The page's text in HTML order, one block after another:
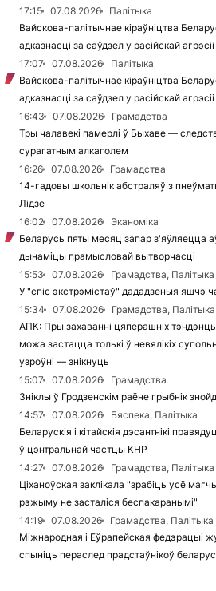
17:15
07.08.2026
Палітыка
Вайскова-палітычнае кіраўніцтва
адказнасці за саўдзел у расійскай
17:07
07.08.2026
Палітыка
Вайскова-палітычнае кіраўніцтва
адказнасці за саўдзел у расійскай
16:43
07.08.2026
Грамадства
Тры чалавекі памерлі ў Быхаве —
сурагатным алкаголем
16:26
07.08.2026
Грамадства
14-гадовы школьнік абстраляў з
Лідзе
16:02
07.08.2026
Эканоміка
Беларусь пяты месяц запар з'яўляецца
дынаміцы прамысловай вытворчасці
15:53
07.08.2026
Грамадства, Палітыка
У "спіс экстрэмістаў" дададзеныя яшчэ
15:34
07.08.2026
Грамадства, Палітыка
АПК: Пры захаванні цяперашніх
можа застацца толькі ў невялікіх
узроўні — знікнуць
15:07
07.08.2026
Грамадства
Зніклы ў Гродзенскім раёне грыбнік
14:57
07.08.2026
Бяспека, Палітыка
Беларускія і кітайскія дэсантнікі
ў цэнтральнай частцы КНР
14:27
07.08.2026
Грамадства, Палітыка
Ціханоўская заклікала "зрабіць усё
рэжыму не засталіся беспакаранымі"
14:19
07.08.2026
Грамадства, Палітыка
Міжнародная і Еўрапейская федэрацыі
спыніць пераслед прадстаўнікоў